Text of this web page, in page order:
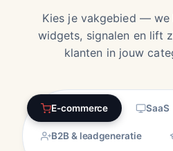
Kies je vakgebied — we
widgets, signalen en lift
klanten in jouw
E-commerce SaaS
B2B & leadgeneratie